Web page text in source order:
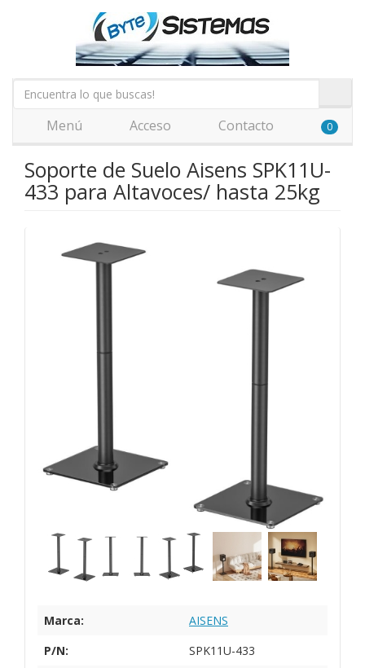
Menú Acceso Contacto 0
Soporte de Suelo Aisens SPK11U-
433 para Altavoces/ hasta 25kg
Marca:
AISENS
P/N:
SPK11U-433